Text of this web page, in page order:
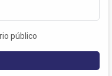
público